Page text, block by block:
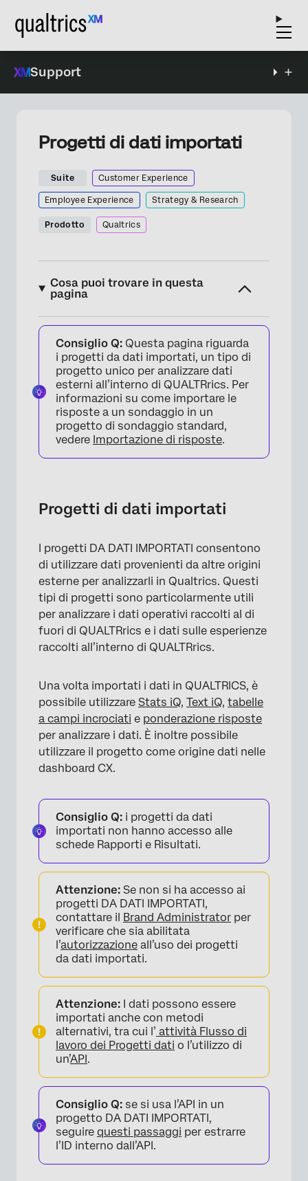
Support
Progetti di dati importati
Suite Customer Experience
Employee Experience Strategy & Research
Prodotto Qualtrics
Cosa puoi trovare in questa
pagina
Progetti di dati importati
Preparazione di un file per l’importazione
Creazione di un progetto da dati importati
Utilizzo di un progetto da dati importati
Flussi di lavoro
Consiglio Q: Questa pagina riguarda
i progetti da dati importati, un tipo di
progetto unico per analizzare dati
esterni all’interno di QUALTRrics. Per
informazioni su come importare le
risposte a un sondaggio in un
progetto di sondaggio standard,
vedere Importazione di risposte.
Progetti di dati importati
I progetti DA DATI IMPORTATI consentono
di utilizzare dati provenienti da altre origini
esterne per analizzarli in Qualtrics. Questi
tipi di progetti sono particolarmente utili
per analizzare i dati operativi raccolti al di
fuori di QUALTRrics e i dati sulle esperienze
raccolti all’interno di QUALTRrics.
Una volta importati i dati in QUALTRICS, è
possibile utilizzare Stats iQ, Text iQ, tabelle
a campi incrociati e ponderazione risposte
per analizzare i dati. È inoltre possibile
utilizzare il progetto come origine dati nelle
dashboard CX.
Consiglio Q: i progetti da dati
importati non hanno accesso alle
schede Rapporti e Risultati.
Attenzione: Se non si ha accesso ai
progetti DA DATI IMPORTATI,
contattare il Brand Administrator per
verificare che sia abilitata
l’autorizzazione all’uso dei progetti
da dati importati.
Attenzione: I dati possono essere
importati anche con metodi
alternativi, tra cui l’ attività Flusso di
lavoro dei Progetti dati o l’utilizzo di
un’API.
Consiglio Q: se si usa l’API in un
progetto DA DATI IMPORTATI,
seguire questi passaggi per estrarre
l’ID interno dall’API.